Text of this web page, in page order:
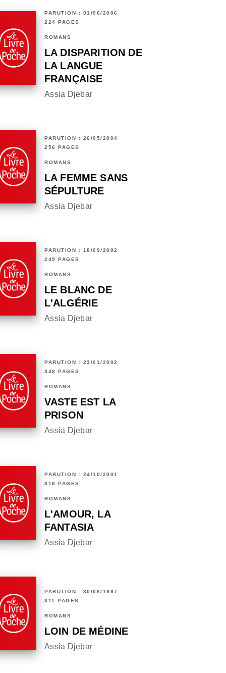
PARUTION : 01/06/2006
224 PAGES
ROMANS
LA DISPARITION DE
LA LANGUE
FRANÇAISE
Assia Djebar
PARUTION : 26/05/2004
256 PAGES
ROMANS
LA FEMME SANS
SÉPULTURE
Assia Djebar
PARUTION : 18/09/2002
249 PAGES
ROMANS
LE BLANC DE
L'ALGÉRIE
Assia Djebar
PARUTION : 23/01/2002
348 PAGES
ROMANS
VASTE EST LA
PRISON
Assia Djebar
PARUTION : 24/10/2001
316 PAGES
ROMANS
L'AMOUR, LA
FANTASIA
Assia Djebar
PARUTION : 30/08/1997
311 PAGES
ROMANS
LOIN DE MÉDINE
Assia Djebar